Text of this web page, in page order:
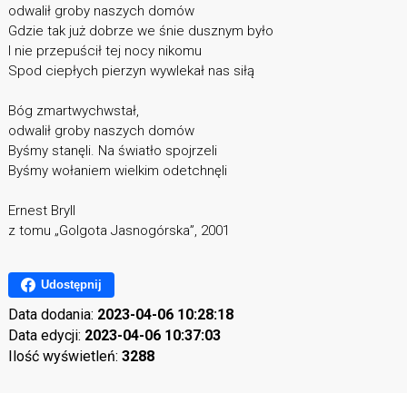
odwalił groby naszych domów
Gdzie tak już dobrze we śnie dusznym było
I nie przepuścił tej nocy nikomu
Spod ciepłych pierzyn wywlekał nas siłą
Bóg zmartwychwstał,
odwalił groby naszych domów
Byśmy stanęli. Na światło spojrzeli
Byśmy wołaniem wielkim odetchnęli
Ernest Bryll
z tomu „Golgota Jasnogórska”, 2001
Udostępnij
Data dodania: 2023-04-06 10:28:18
Data edycji: 2023-04-06 10:37:03
Ilość wyświetleń: 3288